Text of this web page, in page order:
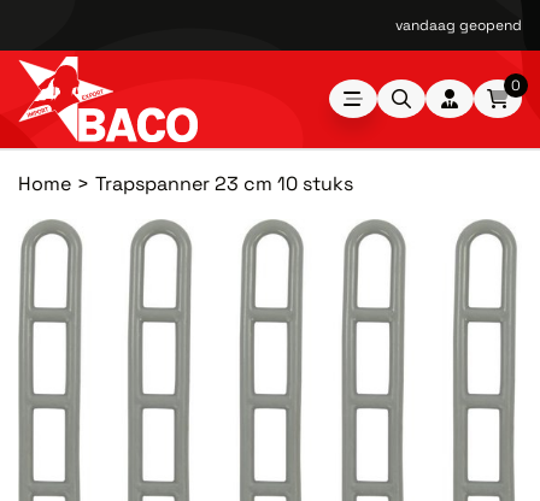
vandaag geopend
0
Home Trapspanner 23 cm 10 stuks